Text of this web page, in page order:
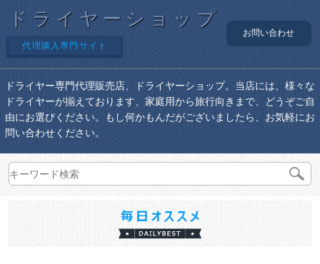
ドライヤーショップ
代理購入専門サイト
お問い合わせ
ドライヤー専門代理販売店、ドライヤーショップ。当店には、様々な
ドライヤーが揃えております、家庭用から旅行向きまで、どうぞご自
由にお選びください。もし何かもんだがございましたら、お気軽にお
問い合わせください。